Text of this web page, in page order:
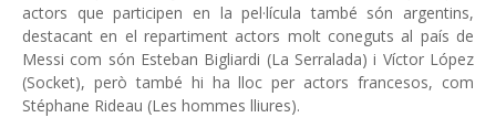
actors que participen en la pel·lícula també són argentins,
destacant en el repartiment actors molt coneguts al país de
Messi com són Esteban Bigliardi (La Serralada) i Víctor López
(Socket), però també hi ha lloc per actors francesos, com
Stéphane Rideau (Les hommes lliures).